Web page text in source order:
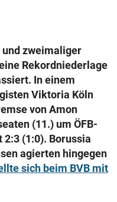
zweimaliger
Rekordniederlage
In einem
Viktoria Köln
von Amon
(11.) um ÖFB-
(1:0). Borussia
agierten hingegen
sich beim BVB mit